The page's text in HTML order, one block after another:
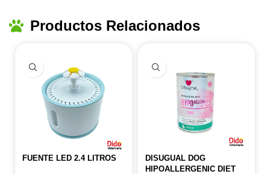
Productos Relacionados
FUENTE LED 2.4 LITROS
DISUGUAL DOG
HIPOALLERGENIC DIET